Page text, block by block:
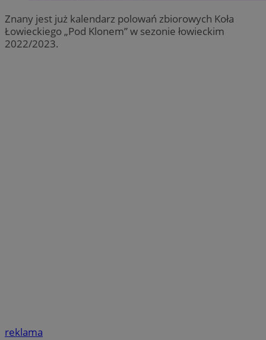
Znany jest już kalendarz polowań zbiorowych Koła
Łowieckiego „Pod Klonem” w sezonie łowieckim
2022/2023.
reklama